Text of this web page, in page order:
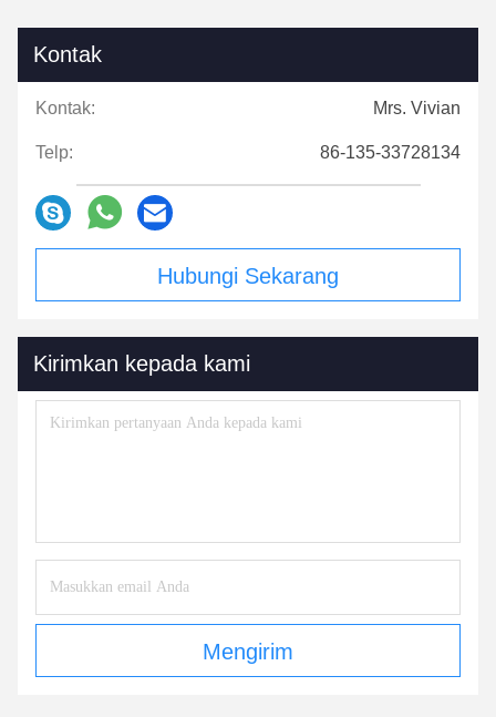
Kontak
Kontak: Mrs. Vivian
Telp: 86-135-33728134
Hubungi Sekarang
Kirimkan kepada kami
Mengirim